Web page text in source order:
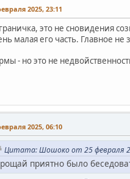
2025, 23:11
это не сновидения
малая его часть. Главное
- но это не
2025, 06:10
Цитата: Шошоко от 25 февраля
приятно было